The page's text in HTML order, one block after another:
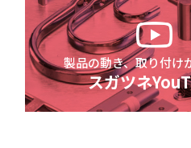
製品の動き、取り付け
スガツネ